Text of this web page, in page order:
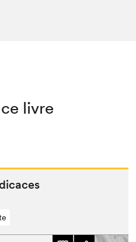
livre